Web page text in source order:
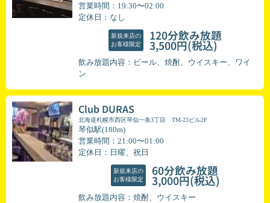
営業時間：19:30〜02:00
定休日：なし
新規来店の
お客様限定
120分飲み放題
3,500円(税込)
飲み放題内容：ビール、焼酎、ウイスキー、ワイ
ン
Club DURAS
北海道札幌市西区琴似一条3丁目 TM-23ビル2F
琴似駅(180m)
営業時間：21:00〜01:00
定休日：日曜、祝日
新規来店の
お客様限定
60分飲み放題
3,000円(税込)
飲み放題内容：焼酎、ウイスキー